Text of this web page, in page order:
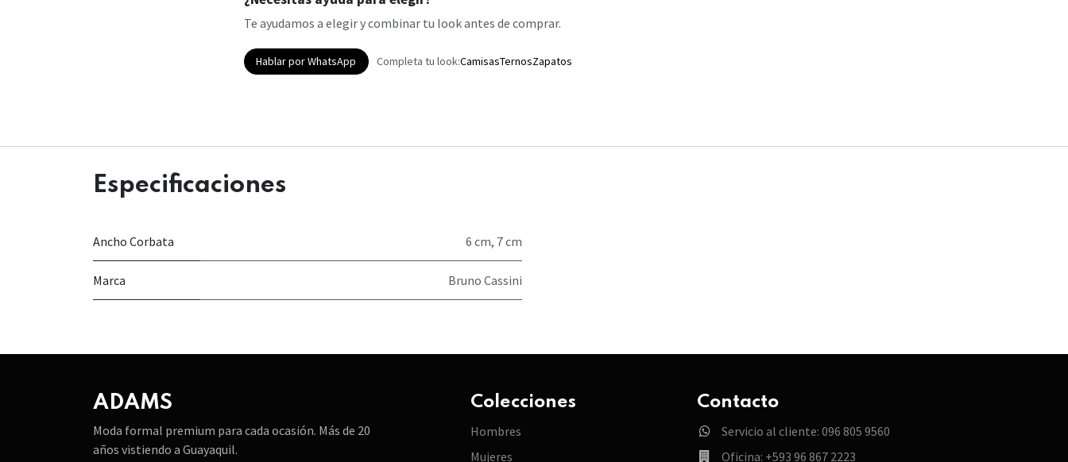
Te ayudamos a elegir y combinar tu look antes de comprar.
Hablar por WhatsApp Completa tu look:CamisasTernosZapatos
Especificaciones
Ancho Corbata 6 cm, 7 cm
Marca Bruno Cassini
ADAMS
Moda formal premium para cada ocasión. Más de 20
años vistiendo a Guayaquil.
Colecciones
Hombres
Mujeres
Contacto
Servicio al cliente: 096 805 9560
Oficina: +593 96 867 2223